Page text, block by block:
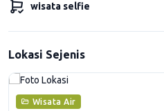
wisata selfie
Lokasi Sejenis
Wisata Air